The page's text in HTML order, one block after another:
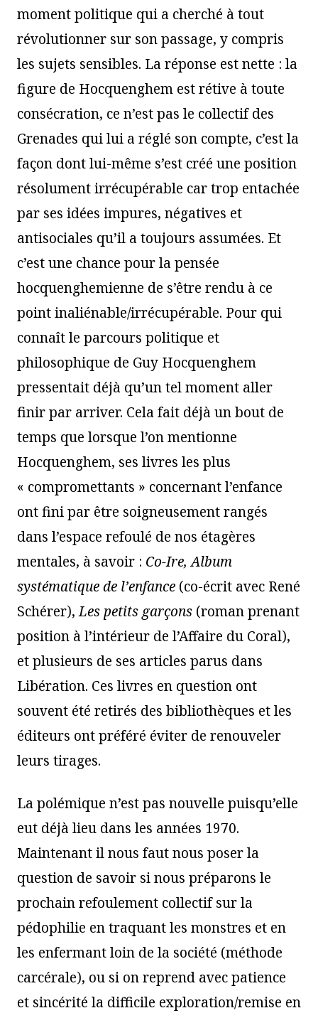
moment politique qui a cherché à tout
révolutionner sur son passage, y compris
les sujets sensibles. La réponse est nette : la
figure de Hocquenghem est rétive à toute
consécration, ce n’est pas le collectif des
Grenades qui lui a réglé son compte, c’est la
façon dont lui-même s’est créé une position
résolument irrécupérable car trop entachée
par ses idées impures, négatives et
antisociales qu’il a toujours assumées. Et
c’est une chance pour la pensée
hocquenghemienne de s’être rendu à ce
point inaliénable/irrécupérable. Pour qui
connaît le parcours politique et
philosophique de Guy Hocquenghem
pressentait déjà qu’un tel moment aller
finir par arriver. Cela fait déjà un bout de
temps que lorsque l’on mentionne
Hocquenghem, ses livres les plus
« compromettants » concernant l’enfance
ont fini par être soigneusement rangés
dans l’espace refoulé de nos étagères
mentales, à savoir : Co-Ire, Album
systématique de l’enfance (co-écrit avec René
Schérer),Les petits garçons (roman prenant
position à l’intérieur de l’Affaire du Coral),
et plusieurs de ses articles parus dans
Libération. Ces livres en question ont
souvent été retirés des bibliothèques et les
éditeurs ont préféré éviter de renouveler
leurs tirages.
La polémique n’est pas nouvelle puisqu’elle
eut déjà lieu dans les années 1970.
Maintenant il nous faut nous poser la
question de savoir si nous préparons le
prochain refoulement collectif sur la
pédophilie en traquant les monstres et en
les enfermant loin de la société (méthode
carcérale), ou si on reprend avec patience
et sincérité la difficile exploration/remise en